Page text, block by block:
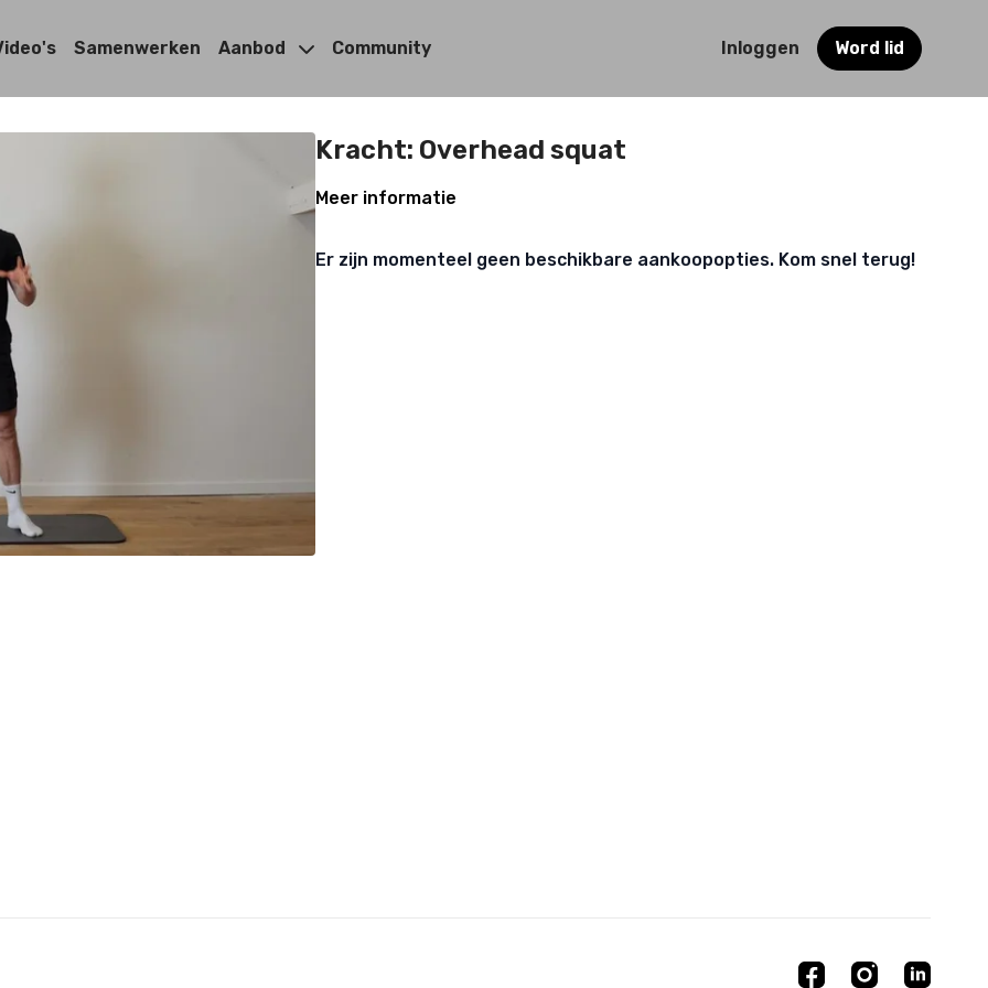
Samenwerken Aanbod Community Inloggen Word lid
Kracht: Overhead squat
Meer informatie
Er zijn momenteel geen beschikbare aankoopopties. Kom snel terug!